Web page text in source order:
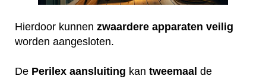
Hierdoor kunnen zwaardere apparaten veilig
worden aangesloten.
De Perilex aansluiting kan tweemaal de